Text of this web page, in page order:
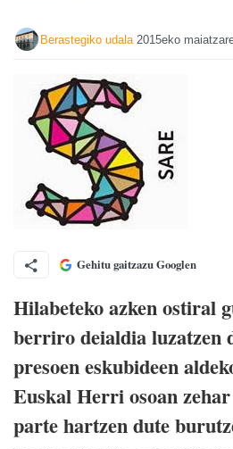
Berastegiko udala 2015eko
Gehitu gaitzazu Googlen
Hilabeteko azken ostiral
berriro deialdia luzatzen
presoen eskubideen
Euskal Herri osoan
parte hartzen dute